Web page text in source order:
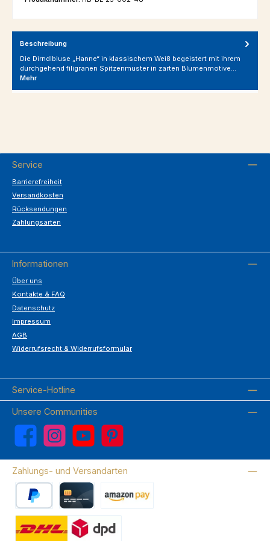
Beschreibung
Die Dirndlbluse „Hanne“ in klassischem Weiß begeistert mit ihrem
durchgehend filigranen Spitzenmuster in zarten Blumenmotive…
Mehr
Service
Barrierefreiheit
Versandkosten
Rücksendungen
Zahlungsarten
Informationen
Über uns
Kontakte & FAQ
Datenschutz
Impressum
AGB
Widerrufsrecht & Widerrufsformular
Service-Hotline
Unsere Communities
Facebook Instagram YouTube Pinterest
Zahlungs- und Versandarten